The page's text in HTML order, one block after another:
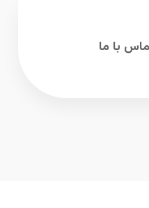
با ما